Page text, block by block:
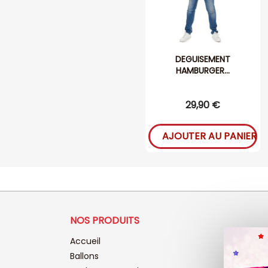
DEGUISEMENT
HAMBURGER...
29,90 €
AJOUTER AU PANIER
NOS PRODUITS
Accueil
Ballons